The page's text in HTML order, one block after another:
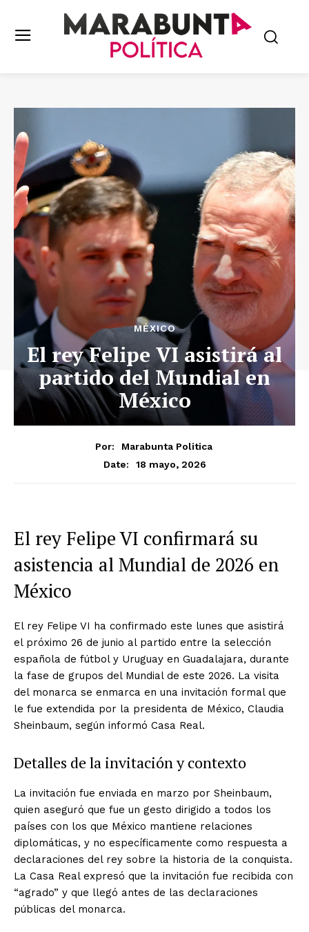
MÉXICO
El rey Felipe VI asistirá al
partido del Mundial en
México
Por:
Marabunta Politica
Date:
18 mayo, 2026
El rey Felipe VI confirmará su
asistencia al Mundial de 2026 en
México
El rey Felipe VI ha confirmado este lunes que asistirá
el próximo 26 de junio al partido entre la selección
española de fútbol y Uruguay en Guadalajara, durante
la fase de grupos del Mundial de este 2026. La visita
del monarca se enmarca en una invitación formal que
le fue extendida por la presidenta de México, Claudia
Sheinbaum, según informó Casa Real.
Detalles de la invitación y contexto
La invitación fue enviada en marzo por Sheinbaum,
quien aseguró que fue un gesto dirigido a todos los
países con los que México mantiene relaciones
diplomáticas, y no específicamente como respuesta a
declaraciones del rey sobre la historia de la conquista.
La Casa Real expresó que la invitación fue recibida con
“agrado” y que llegó antes de las declaraciones
públicas del monarca.